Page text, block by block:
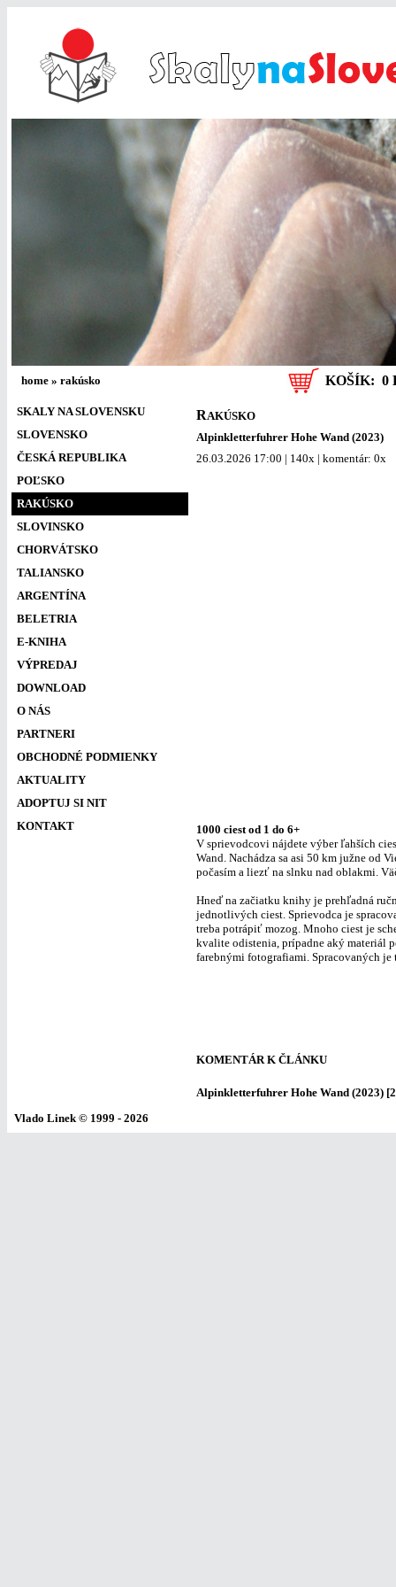
home » rakúsko KOŠÍK: 0
SKALY NA SLOVENSKU
SLOVENSKO
ČESKÁ REPUBLIKA
POĽSKO
RAKÚSKO
SLOVINSKO
CHORVÁTSKO
TALIANSKO
ARGENTÍNA
BELETRIA
E-KNIHA
VÝPREDAJ
DOWNLOAD
O NÁS
PARTNERI
OBCHODNÉ PODMIENKY
AKTUALITY
ADOPTUJ SI NIT
KONTAKT
RAKÚSKO
Alpinkletterfuhrer Hohe Wand (2023)
26.03.2026 17:00 | 140x | komentár: 0x
1000 ciest od 1 do 6+
V sprievodcovi nájdete výber ľahších
Wand. Nachádza sa asi 50 km južne od
počasím a liezť na slnku nad oblakmi.
Hneď na začiatku knihy je prehľadná
jednotlivých ciest. Sprievodca je
treba potrápiť mozog. Mnoho ciest je
kvalite odistenia, prípadne aký materiál
farebnými fotografiami. Spracovaných je
KOMENTÁR K ČLÁNKU
Alpinkletterfuhrer Hohe Wand (2023)
Vlado Linek© 1999 - 2026